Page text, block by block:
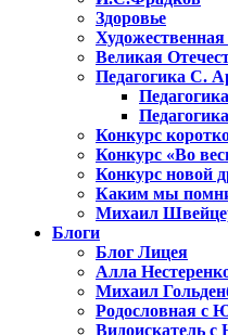
Здоровье
Великая
Педагогика С.
Конкурс
Конкурс «Во
Конкурс новой
Каким мы
Михаил
Блоги
Блог Лицея
Алла
Михаил
Родословная с
Видоискатель